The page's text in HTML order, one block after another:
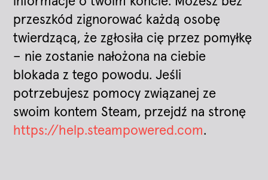
przeszkód zignorować każdą osobę
twierdzącą, że zgłosiła cię przez pomyłkę
– nie zostanie nałożona na ciebie
blokada z tego powodu. Jeśli
potrzebujesz pomocy związanej ze
swoim kontem Steam, przejdź na stronę
https://help.steampowered.com.